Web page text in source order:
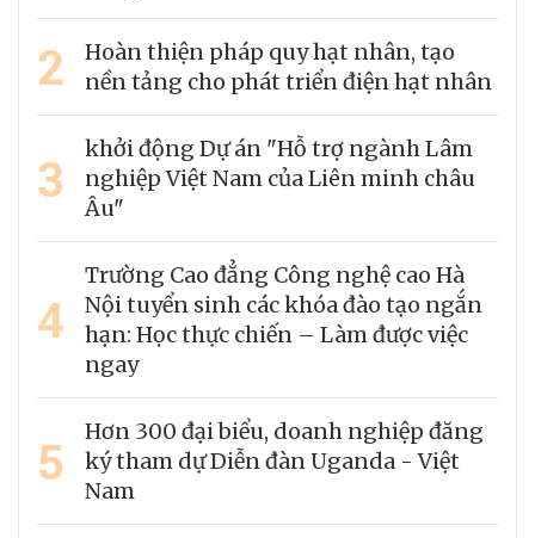
2
Hoàn thiện pháp quy hạt nhân, tạo
nền tảng cho phát triển điện hạt nhân
3
khởi động Dự án "Hỗ trợ ngành Lâm
nghiệp Việt Nam của Liên minh châu
Âu"
4
Trường Cao đẳng Công nghệ cao Hà
Nội tuyển sinh các khóa đào tạo ngắn
hạn: Học thực chiến – Làm được việc
ngay
5
Hơn 300 đại biểu, doanh nghiệp đăng
ký tham dự Diễn đàn Uganda - Việt
Nam